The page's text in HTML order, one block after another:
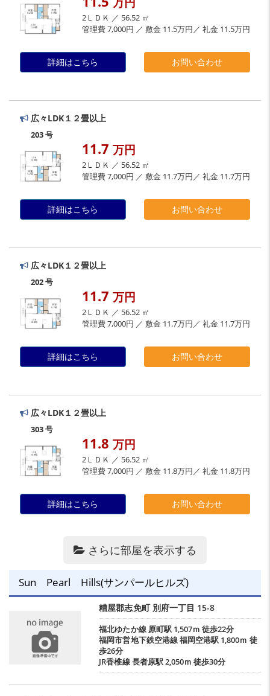
2ＬＤＫ ／ 56.52 ㎡
管理費 7,000円 ／ 敷金 11.5万円／ 礼金 11.5万円
詳細はこちら お問い合わせ
広々LDK１２畳以上
203 号
11.7 万円
2ＬＤＫ ／ 56.52 ㎡
管理費 7,000円 ／ 敷金 11.7万円／ 礼金 11.7万円
詳細はこちら お問い合わせ
広々LDK１２畳以上
202 号
11.7 万円
2ＬＤＫ ／ 56.52 ㎡
管理費 7,000円 ／ 敷金 11.7万円／ 礼金 11.7万円
詳細はこちら お問い合わせ
広々LDK１２畳以上
303 号
11.8 万円
2ＬＤＫ ／ 56.52 ㎡
管理費 7,000円 ／ 敷金 11.8万円／ 礼金 11.8万円
詳細はこちら お問い合わせ
さらに部屋を表示する
Sun Pearl Hills(サンパールヒルズ)
糟屋郡志免町 別府一丁目 15-8
福北ゆたか線 原町駅1,507ｍ 徒歩22分
福岡市営地下鉄空港線福岡空港駅 1,800ｍ 徒
歩26分
JR香椎線長者原駅2,050ｍ 徒歩30分